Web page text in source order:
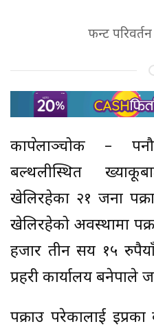
फन्ट
काभ्रेपलाञ्चोक –
बल्थलीस्थित
खेलिरहेका २१ जना
खेलिरहेको अवस्थामा
हजार तीन सय १५
प्रहरी कार्यालय बनेपाले
पक्राउ परेकालाई